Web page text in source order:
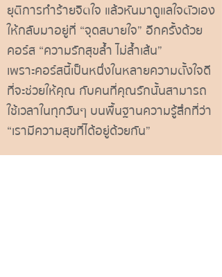
ยุติการทำร้ายจิตใจ แล้วหันมาดูแลใจตัวเอง
ให้กลับมาอยู่ที่ “จุดสบายใจ” อีกครั้งด้วย
คอร์ส “ความรักสุขล้ำ ไม่ล้ำเส้น”
เพราะคอร์สนี้เป็นหนึ่งในหลายความตั้งใจดี
ที่จะช่วยให้คุณ กับคนที่คุณรักนั้นสามารถ
ใช้เวลาในทุกวันๆ บนพื้นฐานความรู้สึกที่ว่า
“เรามีความสุขที่ได้อยู่ด้วยกัน”